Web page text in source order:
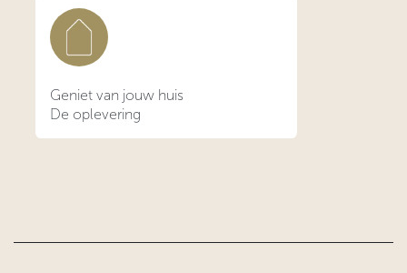
Geniet van jouw huis
De oplevering